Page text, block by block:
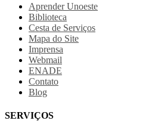
Aprender Unoeste
Biblioteca
Cesta de Serviços
Mapa do Site
Imprensa
Webmail
ENADE
Contato
Blog
SERVIÇOS